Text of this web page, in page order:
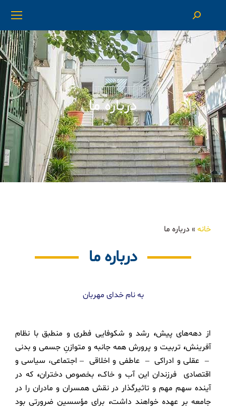
درباره ما
خانه» درباره ما
درباره ما
به نام خدای مهربان
از دهه‌های پیش، رشد و شکوفایی فطری و منطبق با نظام
آفرینش، تربیت و پرورش همه جانبه و متوازنِ جسمی و بدنی
– عقلی و ادراکی – عاطفی و اخلاقی – اجتماعی، سیاسی و
اقتصادی فرزندان این آب و خاک، بخصوص دختران، که در
آینده سهم مهم و تاثیرگذار در نقش همسران و مادران را در
جامعه بر عهده خواهند داشت، برای مؤسسین ضرورتی بود